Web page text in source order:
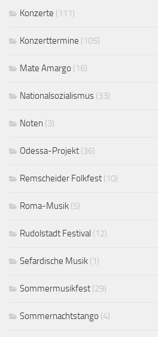
Konzerte (111)
Konzerttermine (105)
Mate Amargo (16)
Nationalsozialismus (33)
Noten (3)
Odessa-Projekt (36)
Remscheider Folkfest (10)
Roma-Musik (5)
Rudolstadt Festival (12)
Sefardische Musik (1)
Sommermusikfest (29)
Sommernachtstango (4)